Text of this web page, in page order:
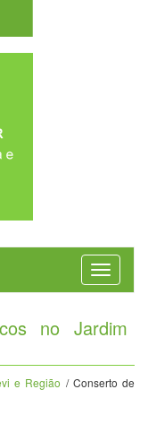
no Jardim
e Região / Conserto de